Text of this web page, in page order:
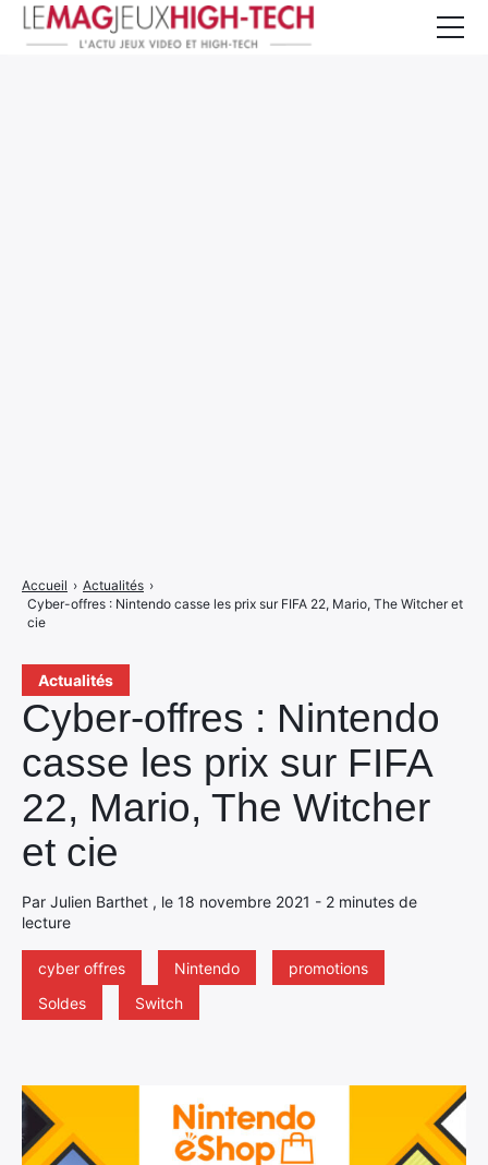
Actualités
Cyber-offres : Nintendo
casse les prix sur FIFA
22, Mario, The Witcher
et cie
Par Julien Barthet , le 18 novembre 2021 - 2 minutes de
lecture
cyber offres Nintendo
promotions
Soldes
Switch
Accueil › Actualités ›
Cyber-offres : Nintendo casse les prix sur FIFA 22, Mario, The Witcher et
cie